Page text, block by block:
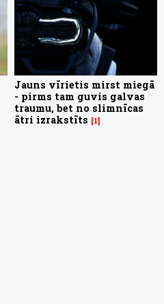
Jauns vīrietis mirst miegā
- pirms tam guvis galvas
traumu, bet no slimnīcas
ātri izrakstīts
1